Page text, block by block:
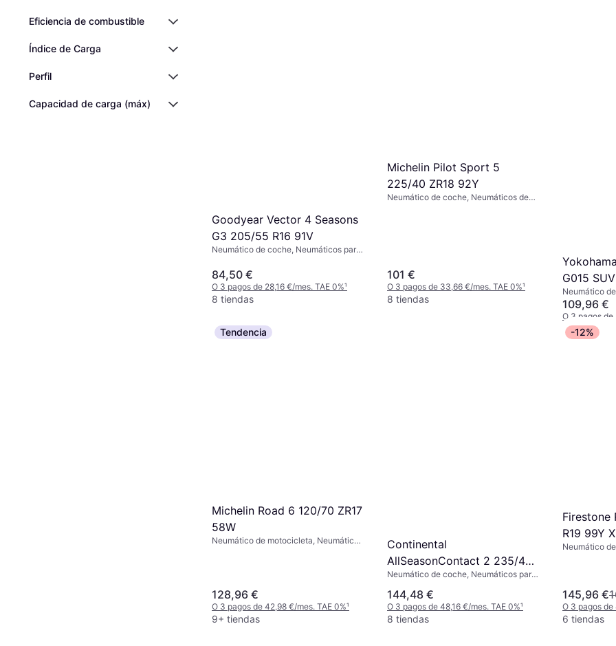
Eficiencia de combustible
Índice de Carga
Perfil
Capacidad de carga (máx)
Goodyear Vector 4 Seasons
G3 205/55 R16 91V
Neumático de coche, Neumáticos para
Índice de Velocidad V (240 km/h)
84,50 €
O 3 pagos de 28,16 €/mes. TAE 0%¹
8 tiendas
Michelin Pilot Sport 5
225/40 ZR18 92Y
Neumático de coche, Neumáticos de
101 €
O 3 pagos de 33,66 €/mes. TAE 0%¹
8 tiendas
G015
Neumático
todas las
Utilitario
de Velocidad
109,96 €
O 3 pagos de
8 tiendas
Tendencia
Michelin Road 6 120/70 ZR17
58W
Neumático de motocicleta, Neumáticos
128,96 €
O 3 pagos de 42,98 €/mes. TAE 0%¹
9+ tiendas
Continental
AllSeasonContact 2 235/45
R18 98Y XL EVc
Neumático de coche, Neumáticos para
Pasajeros, Perfil 45 %, Índice de
Velocidad Y (300 km/h)
144,48 €
O 3 pagos de 48,16 €/mes. TAE 0%¹
8 tiendas
-12%
Firestone
R19 99Y
Neumático
145,96 €
O 3 pagos de
6 tiendas